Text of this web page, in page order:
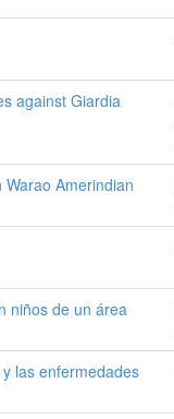
against Giardia
Amerindian
niños de un área
las enfermedades